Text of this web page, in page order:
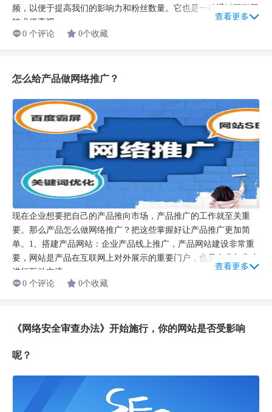
频，以便于提高我们的影响力和粉丝数量。它也是一种通过互联网
技术提高视...
查看更多
0 个评论
0个收藏
怎么给产品做网络推广？
现在企业想要把自己的产品推向市场，产品推广的工作就至关重
要。那么产品怎么做网络推广？把这些掌握好让产品推广更加简
单。1、搭建产品网站：企业产品线上推广，产品网站建设非常重
要，网站是产品在互联网上对外展示的重要门户，也是企业与客户
进行互动交流...
查看更多
0 个评论
0个收藏
《网络安全审查办法》开始施行，你的网站是否受影响
呢？